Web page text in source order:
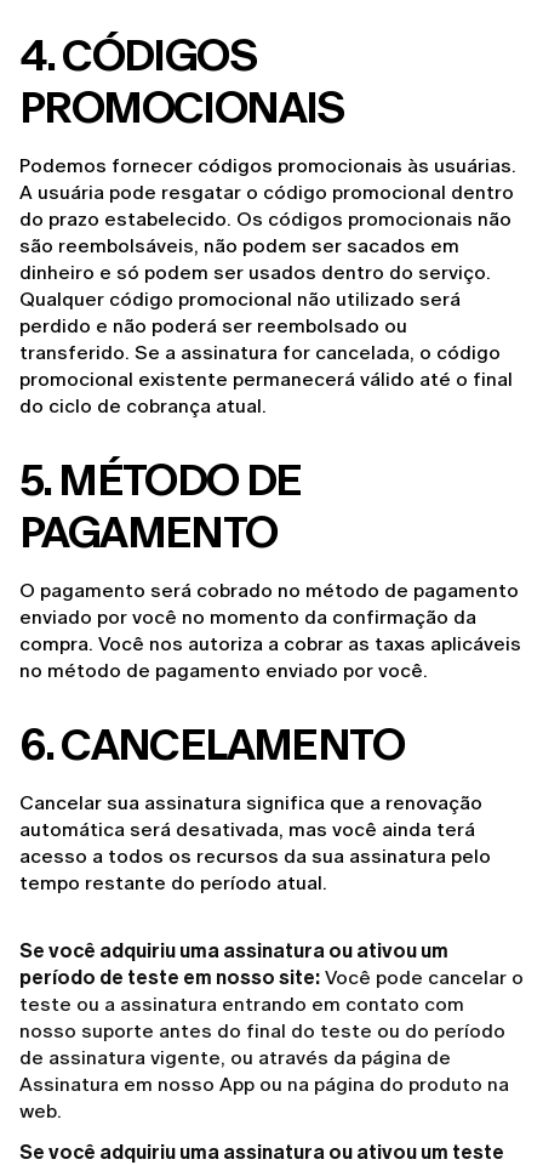
4. CÓDIGOS
PROMOCIONAIS
Podemos fornecer códigos promocionais às usuárias.
A usuária pode resgatar o código promocional dentro
do prazo estabelecido. Os códigos promocionais não
são reembolsáveis, não podem ser sacados em
dinheiro e só podem ser usados dentro do serviço.
Qualquer código promocional não utilizado será
perdido e não poderá ser reembolsado ou
transferido. Se a assinatura for cancelada, o código
promocional existente permanecerá válido até o final
do ciclo de cobrança atual.
5. MÉTODO DE
PAGAMENTO
O pagamento será cobrado no método de pagamento
enviado por você no momento da confirmação da
compra. Você nos autoriza a cobrar as taxas aplicáveis
no método de pagamento enviado por você.
6. CANCELAMENTO
Cancelar sua assinatura significa que a renovação
automática será desativada, mas você ainda terá
acesso a todos os recursos da sua assinatura pelo
tempo restante do período atual.
Se você adquiriu uma assinatura ou ativou um
período de teste em nosso site: Você pode cancelar o
teste ou a assinatura entrando em contato com
nosso suporte antes do final do teste ou do período
de assinatura vigente, ou através da página de
Assinatura em nosso App ou na página do produto na
web.
Se você adquiriu uma assinatura ou ativou um teste